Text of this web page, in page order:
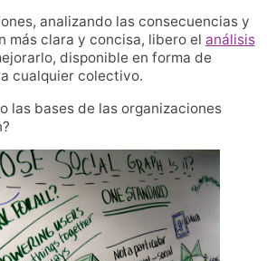
analizando las consecuencias y
más clara y concisa, libero el análisis
disponible en forma de
cualquier colectivo.
las bases de las organizaciones